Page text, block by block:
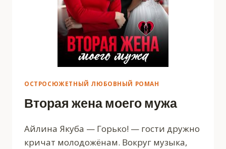
ОСТРОСЮЖЕТНЫЙ ЛЮБОВНЫЙ РОМАН
Вторая жена моего мужа
Айлина Якуба — Горько! — гости дружно
кричат молодожёнам. Вокруг музыка,